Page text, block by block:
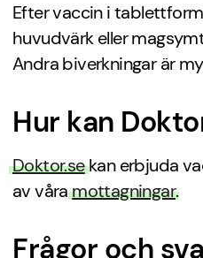
Efter vaccin i
huvudvärk eller
Andra biverkningar är
Hur kan
Doktor.sekan erbjuda
av våramottagningar.
Frågor och